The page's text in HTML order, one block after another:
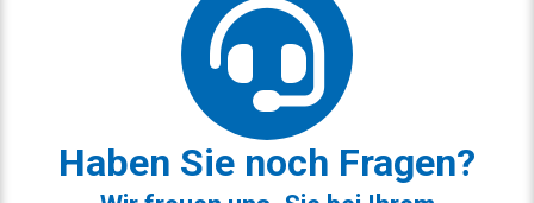
Haben Sie noch Fragen?